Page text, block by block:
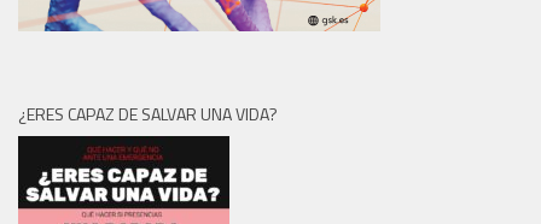
¿ERES CAPAZ DE SALVAR UNA VIDA?